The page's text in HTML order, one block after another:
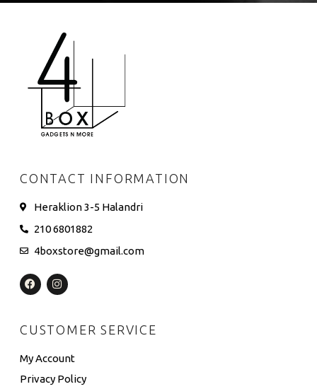
CONTACT INFORMATION
Heraklion 3-5 Halandri
210 6801882
4boxstore@gmail.com
CUSTOMER SERVICE
My Account
Privacy Policy